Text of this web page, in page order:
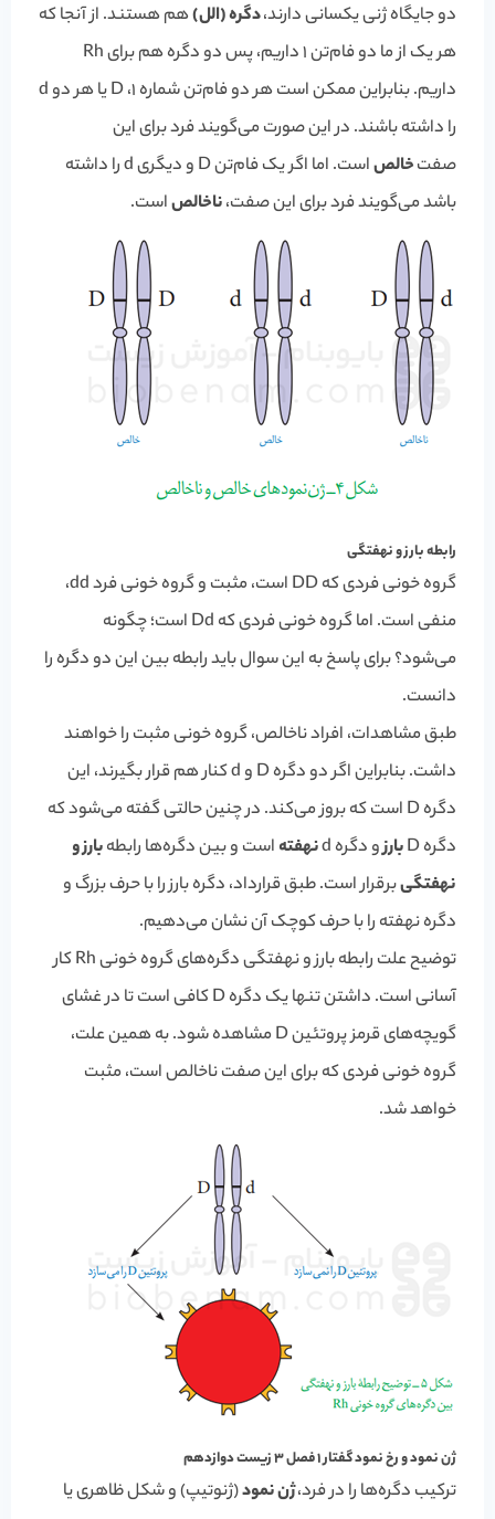
دو جایگاه ژنی یکسانی دارند،دگره (الل)هم هستند. از آنجا که
هر یک از ما دو فام‌تن 1 داریم، پس دو دگره هم برای Rh
داریم. بنابراین ممکن است هر دو فام‌تن شماره 1، D یا هر دو d
را داشته باشند. در این صورت می‌گویند فرد برای این
صفتخالص
است. اما اگر یک فام‌تن D و دیگری d را داشته
باشد می‌گویند فرد برای این صفت،ناخالصاست.
رابطه بارز و نهفتگی
گروه خونی فردی که DD است، مثبت و گروه خونی فرد dd،
منفی است. اما گروه خونی فردی که Dd است؛ چگونه
می‌شود؟ برای پاسخ به این سوال باید رابطه بین این دو دگره را
دانست.
طبق مشاهدات، افراد ناخالص، گروه خونی مثبت را خواهند
داشت. بنابراین اگر دو دگره D و d کنار هم قرار بگیرند، این
دگره D است که بروز می‌کند. در چنین حالتی گفته می‌شود که
دگره D
بارزو دگره d نهفته است و بین دگره‌ها رابطهبارز و
نهفتگیبرقرار است. طبق قرارداد، دگره بارز را با حرف بزرگ و
دگره نهفته را با حرف کوچک آن نشان می‌دهیم.
توضیح علت رابطه بارز و نهفتگی دگره‌های گروه خونی Rh کار
آسانی است. داشتن تنها یک دگره D کافی است تا در غشای
گویچه‌های قرمز پروتئین D مشاهده شود. به همین علت،
گروه خونی فردی که برای این صفت ناخالص است، مثبت
خواهد شد.
ژن نمود و رخ نمود گفتار 1 فصل 3 زیست دوازدهم
ترکیب دگره‌ها را در فرد،ژن نمود(ژنوتیپ) و شکل ظاهری یا